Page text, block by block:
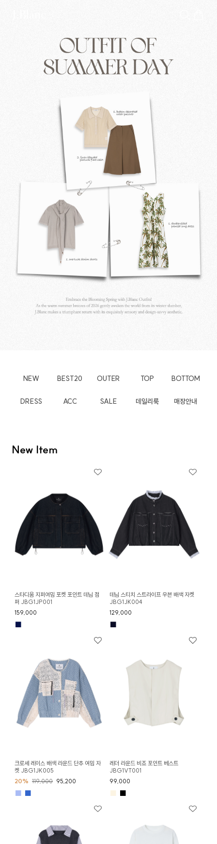
NEW BEST20 OUTER TOP BOTTOM
DRESS ACC SALE 데일리룩 매장안내
New Item
스타디움 지퍼여밈 포켓 포인트 데님 점
퍼 JBG1JP001
159,000
■
데님 스티치 스트라이프 우븐 배색 자켓
JBG1JK004
129,000
■
크로셰 레이스 배색 라운드 단추 여밈 자
켓 JBG1JK005
20% 119,000 95,200
■ ■
레더 라운드 비죠 포인트 베스트
JBG1VT001
99,000
■ ■